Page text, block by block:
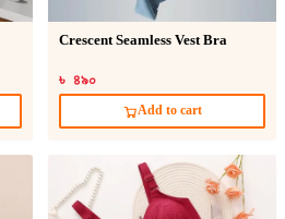
Crescent Seamless Vest Bra
৳ ৪৯০
Add to cart